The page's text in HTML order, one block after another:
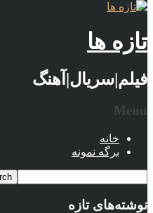
تازه ها
فیلم|سریال|آهنگ
Menu
خانه
برگه نمونه
نوشته‌های تازه